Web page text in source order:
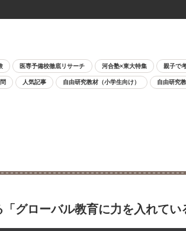
医専予備校徹底リサーチ 河合塾×東大特集 親子で
人気記事 自由研究教材（小学生向け） 自由研究
「グローバル教育に力を入れて